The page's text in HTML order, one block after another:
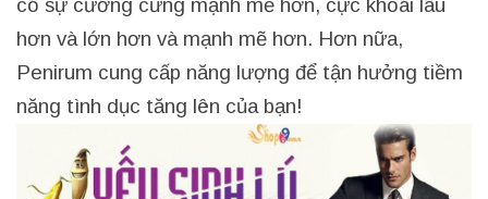
hơn và lớn hơn và mạnh mẽ hơn. Hơn nữa,
Penirum cung cấp năng lượng để tận hưởng tiềm
năng tình dục tăng lên của bạn!